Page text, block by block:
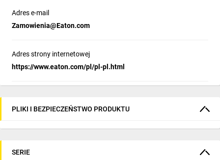
Adres e-mail
Zamowienia@Eaton.com
Adres strony internetowej
https://www.eaton.com/pl/pl-pl.html
PLIKI I BEZPIECZEŃSTWO PRODUKTU
SERIE